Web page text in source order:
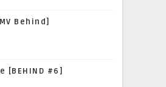
Behind]
[BEHIND #6]